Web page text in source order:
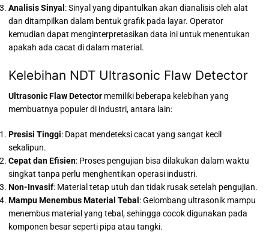
Analisis Sinyal : Sinyal yang dipantulkan akan dianalisis oleh alat
dan ditampilkan dalam bentuk grafik pada layar. Operator
kemudian dapat menginterpretasikan data ini untuk menentukan
apakah ada cacat di dalam material.
Kelebihan NDT Ultrasonic Flaw Detector
Ultrasonic Flaw Detector memiliki beberapa kelebihan yang
membuatnya populer di industri, antara lain:
Presisi Tinggi: Dapat mendeteksi cacat yang sangat kecil
sekalipun.
Cepat dan Efisien: Proses pengujian bisa dilakukan dalam waktu
singkat tanpa perlu menghentikan operasi industri.
Non-Invasif: Material tetap utuh dan tidak rusak setelah pengujian.
Mampu Menembus Material Tebal : Gelombang ultrasonik mampu
menembus material yang tebal, sehingga cocok digunakan pada
komponen besar seperti pipa atau tangki.